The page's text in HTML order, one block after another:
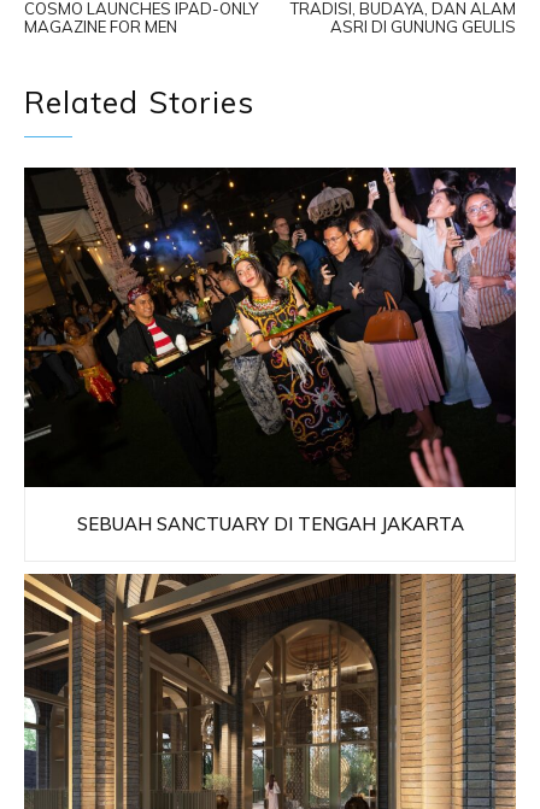
COSMO LAUNCHES IPAD-ONLY
MAGAZINE FOR MEN
TRADISI, BUDAYA, DAN ALAM
ASRI DI GUNUNG GEULIS
Related Stories
SEBUAH SANCTUARY DI TENGAH JAKARTA